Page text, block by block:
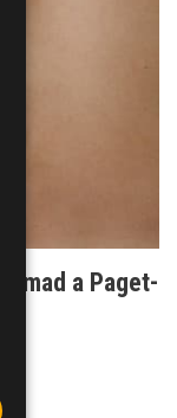
a Paget-